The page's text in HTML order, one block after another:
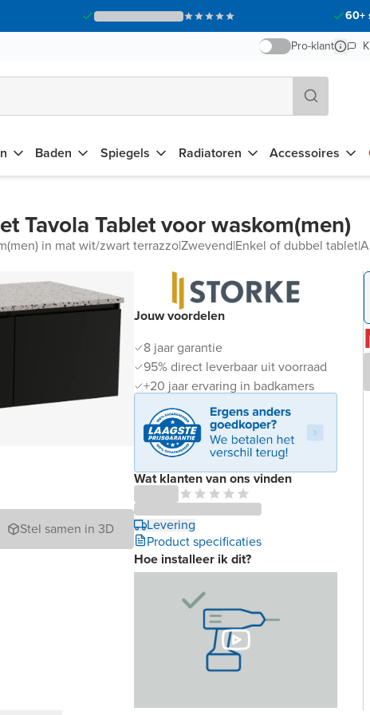
60+
Pro-klant
Baden Spiegels Radiatoren Accessoires
Tavola Tablet voor waskom(men)
in mat wit/zwart terrazzo|Zwevend|Enkel of dubbel tablet|
Stel samen in 3D
Jouw voordelen
8 jaar garantie
95% direct leverbaar uit voorraad
+20 jaar ervaring in badkamers
Wat klanten van ons vinden
Levering
Product specificaties
Hoe installeer ik dit?